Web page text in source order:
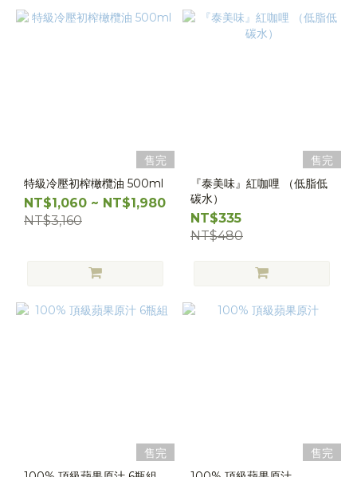
售完
特級冷壓初榨橄欖油 500ml
NT$1,060 ~ NT$1,980
NT$3,160
售完
『泰美味』紅咖哩 （低脂低
碳水）
NT$335
NT$480
售完
售完